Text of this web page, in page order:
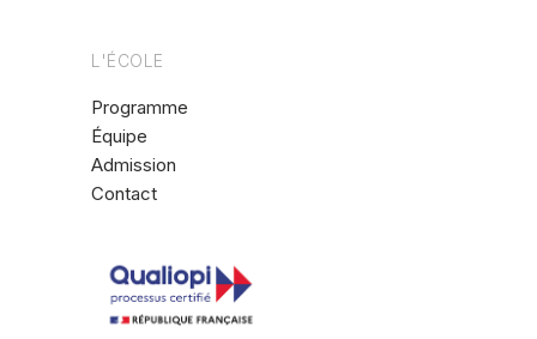
L'ÉCOLE
Programme
Équipe
Admission
Contact